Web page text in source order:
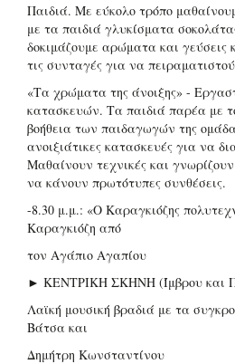
Παιδιά. Με εύκολο τρόπο
με τα παιδιά γλυκίσματα
δοκιμάζουμε αρώματα και γεύσεις
τις συνταγές για να
«Τα χρώματα της άνοιξης» -
κατασκευών. Τα παιδιά παρέα με
βοήθεια των παιδαγωγών της
ανοιξιάτικες κατασκευές για να
Μαθαίνουν τεχνικές και
να κάνουν πρωτότυπες συνθέσεις.
-8.30 μ.μ.: «Ο Καραγκιόζης
Καραγκιόζη από
τον Αγάπιο Αγαπίου
► ΚΕΝΤΡΙΚΗ ΣΚΗΝΗ (Ίμβρου και
Λαϊκή μουσική βραδιά με τα
Βάτσα και
Δημήτρη Κωνσταντίνου